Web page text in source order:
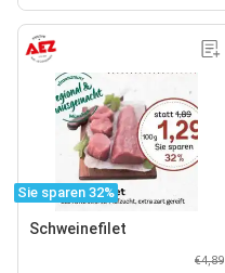
Sie sparen 32%
Schweinefilet
€4,89